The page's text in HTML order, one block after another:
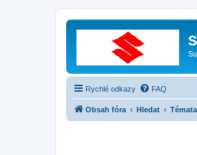
Rychlé odkazy FAQ
Obsah fóra Hledat